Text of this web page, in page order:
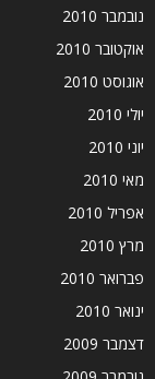
נובמבר 2010
אוקטובר 2010
אוגוסט 2010
יולי 2010
יוני 2010
מאי 2010
אפריל 2010
מרץ 2010
פברואר 2010
ינואר 2010
דצמבר 2009